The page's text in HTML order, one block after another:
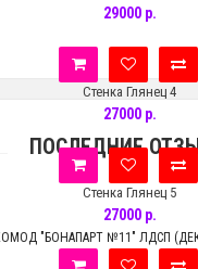
29000 р.
Стенка Глянец 4
27000 р.
Стенка Глянец 5
27000 р.
ПОСЛЕДНИЕ
"БОНАПАРТ №11" ЛДСП